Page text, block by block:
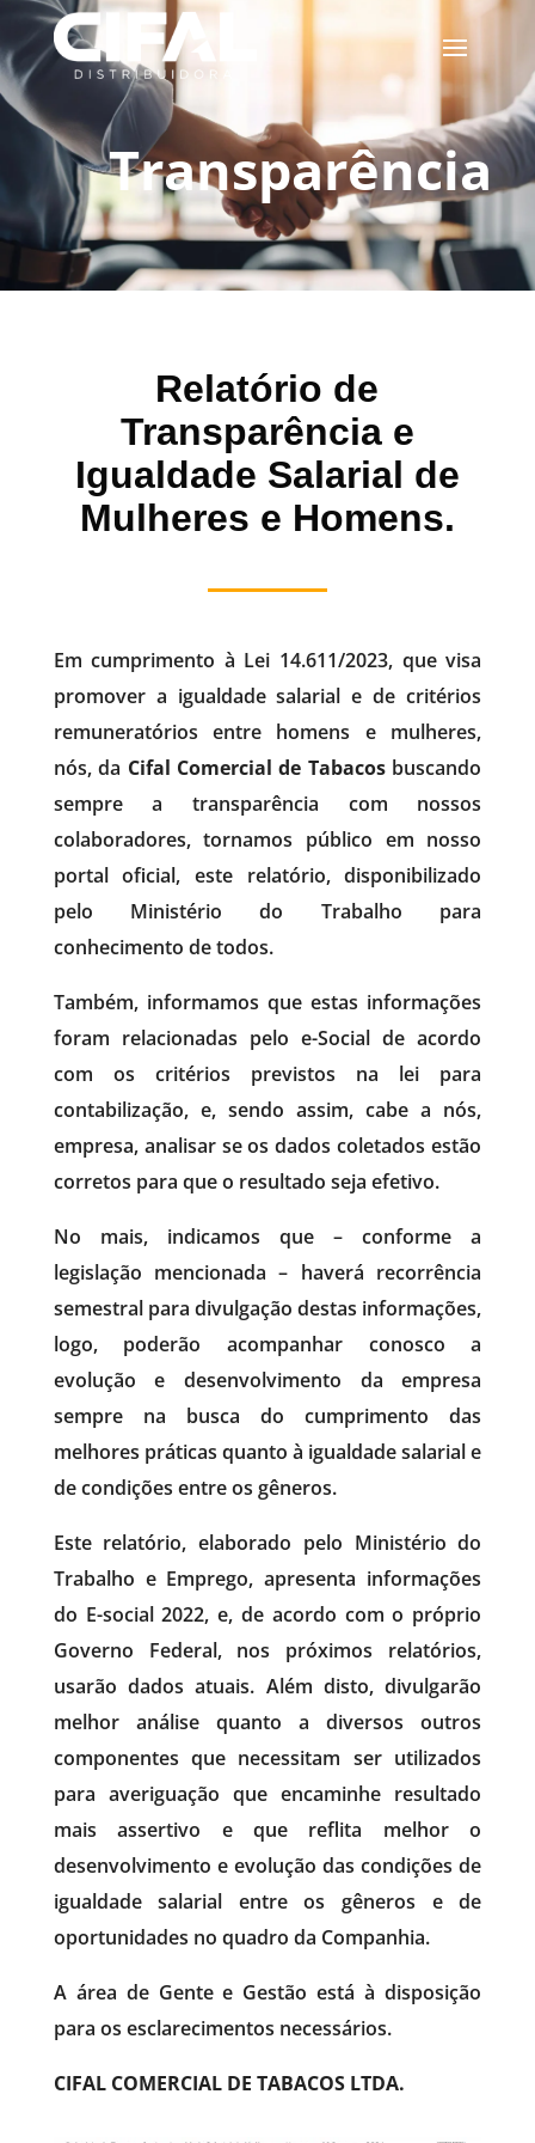
Transparência
Relatório de
Transparência e
Igualdade Salarial de
Mulheres e Homens.
Em cumprimento à Lei 14.611/2023, que visa
promover a igualdade salarial e de critérios
remuneratórios entre homens e mulheres,
nós, da Cifal Comercial de Tabacosbuscando
sempre a transparência com nossos
colaboradores, tornamos público em nosso
portal oficial, este relatório, disponibilizado
pelo Ministério do Trabalho para
conhecimento de todos.
Também, informamos que estas informações
foram relacionadas pelo e-Social de acordo
com os critérios previstos na lei para
contabilização, e, sendo assim, cabe a nós,
empresa, analisar se os dados coletados estão
corretos para que o resultado seja efetivo.
No mais, indicamos que – conforme a
legislação mencionada – haverá recorrência
semestral para divulgação destas informações,
logo, poderão acompanhar conosco a
evolução e desenvolvimento da empresa
sempre na busca do cumprimento das
melhores práticas quanto à igualdade salarial e
de condições entre os gêneros.
Este relatório, elaborado pelo Ministério do
Trabalho e Emprego, apresenta informações
do E-social 2022, e, de acordo com o próprio
Governo Federal, nos próximos relatórios,
usarão dados atuais. Além disto, divulgarão
melhor análise quanto a diversos outros
componentes que necessitam ser utilizados
para averiguação que encaminhe resultado
mais assertivo e que reflita melhor o
desenvolvimento e evolução das condições de
igualdade salarial entre os gêneros e de
oportunidades no quadro da Companhia.
A área de Gente e Gestão está à disposição
para os esclarecimentos necessários.
CIFAL COMERCIAL DE TABACOS LTDA.